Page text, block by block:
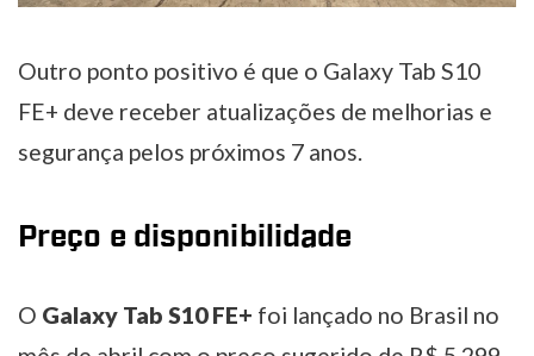
Outro ponto positivo é que o Galaxy Tab S10
FE+ deve receber atualizações de melhorias e
segurança pelos próximos 7 anos.
Preço e disponibilidade
O Galaxy Tab S10 FE+ foi lançado no Brasil no